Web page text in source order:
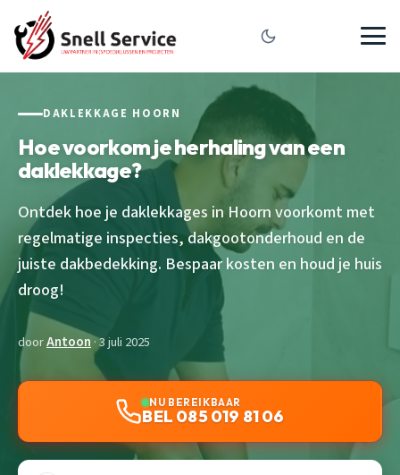
DAKLEKKAGE HOORN
Hoe voorkom je herhaling van een
daklekkage?
Ontdek hoe je daklekkages in Hoorn voorkomt met
regelmatige inspecties, dakgootonderhoud en de
juiste dakbedekking. Bespaar kosten en houd je huis
droog!
doorAntoon· 3 juli 2025
NU BEREIKBAAR
BEL 085 019 81 06